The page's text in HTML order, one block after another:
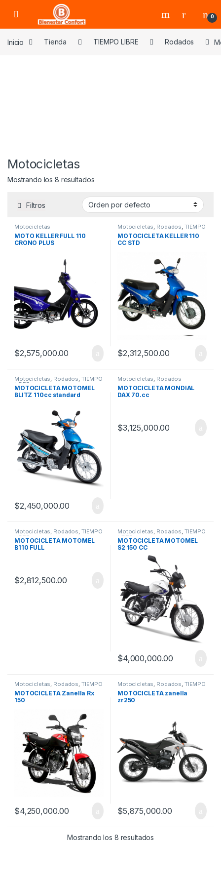
Skip to navigation
0
Inicio Tienda TIEMPO LIBRE Rodados
Motocicletas
Mostrando los 8 resultados
Filtros
Motocicletas
MOTO KELLER FULL 110
CRONO PLUS
$2,575,000.00
Motocicletas Rodados TIEMPO
MOTOCICLETA KELLER 110
CC STD
$2,312,500.00
Motocicletas, Rodados, TIEMPO
LIBRE
MOTOCICLETA MOTOMEL
BLITZ 110cc standard
$2,450,000.00
Motocicletas, Rodados
MOTOCICLETA MONDIAL
DAX 70.cc
$3,125,000.00
Motocicletas, Rodados, TIEMPO
LIBRE
MOTOCICLETA MOTOMEL
B110 FULL
$2,812,500.00
Motocicletas, Rodados, TIEMPO
LIBRE
MOTOCICLETA MOTOMEL
S2 150 CC
$4,000,000.00
Motocicletas, Rodados, TIEMPO
LIBRE
MOTOCICLETA Zanella Rx
150
$4,250,000.00
Motocicletas, Rodados, TIEMPO
LIBRE
MOTOCICLETA zanella
zr250
$5,875,000.00
Mostrando los 8 resultados